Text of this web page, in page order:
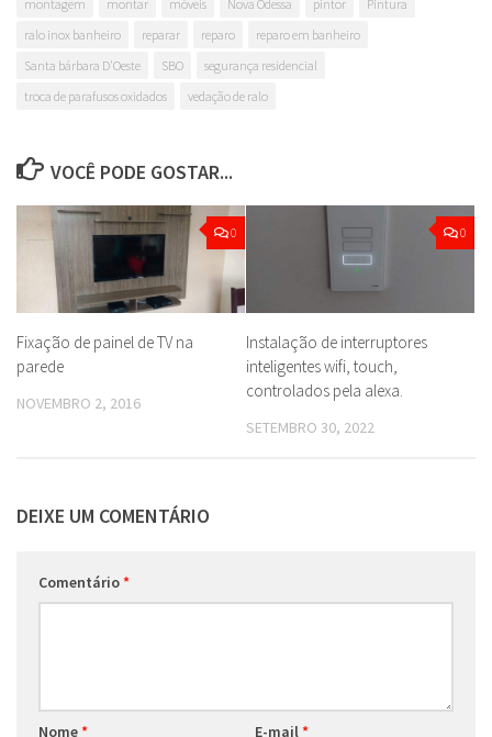
montagem
montar móveis Nova Odessa pintor
Pintura
ralo inox banheiro
reparar reparo
reparo em banheiro
Santa bárbara D'Oeste
SBO
segurança residencial
troca de parafusos oxidados
vedação de ralo
VOCÊ PODE GOSTAR...
0
Fixação de painel de TV na
parede
NOVEMBRO 2, 2016
0
Instalação de interruptores
inteligentes wifi, touch,
controlados pela alexa.
SETEMBRO 30, 2022
DEIXE UM COMENTÁRIO
Comentário*
Nome* E-mail *